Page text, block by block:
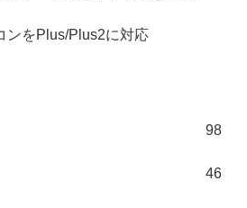
ンをPlus/Plus2に対応
98
46